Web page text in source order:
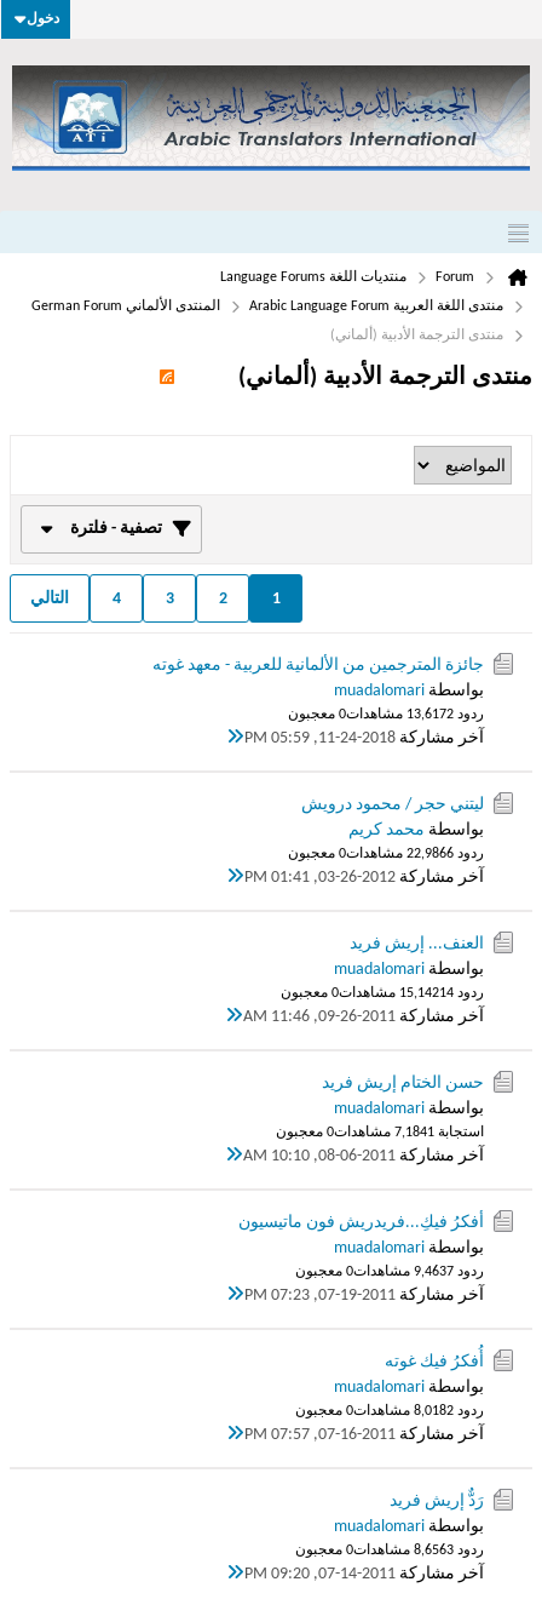
دخول
Forum
منتديات اللغة Language Forums
منتدى اللغة العربية Arabic Language Forum
المنتدى الألماني German Forum
منتدى الترجمة الأدبية (ألماني)
منتدى الترجمة الأدبية (ألماني)
تصفية - فلترة
1
2
3
4 التالي
جائزة المترجمين من الألمانية للعربية - معهد غوته
بواسطة muadalomari
ردود 2 13,617 مشاهدات 0 معجبون
آخر مشاركة 11-24-2018, 05:59 PM
ليتني حجر / محمود درويش
بواسطة محمد كريم
ردود 6 22,986 مشاهدات 0 معجبون
آخر مشاركة 03-26-2012, 01:41 PM
العنف... إريش فريد
بواسطة muadalomari
ردود 14 15,142 مشاهدات 0 معجبون
آخر مشاركة 09-26-2011, 11:46 AM
حسن الختام إريش فريد
بواسطة muadalomari
استجابة 1 7,184 مشاهدات 0 معجبون
آخر مشاركة 08-06-2011, 10:10 AM
أفكرُ فيكِ...فريدريش فون ماتيسيون
بواسطة muadalomari
ردود 7 9,463 مشاهدات 0 معجبون
آخر مشاركة 07-19-2011, 07:23 PM
أُفكرُ فيك غوته
بواسطة muadalomari
ردود 2 8,018 مشاهدات 0 معجبون
آخر مشاركة 07-16-2011, 07:57 PM
رَدٌّ إريش فريد
بواسطة muadalomari
ردود 3 8,656 مشاهدات 0 معجبون
آخر مشاركة 07-14-2011, 09:20 PM